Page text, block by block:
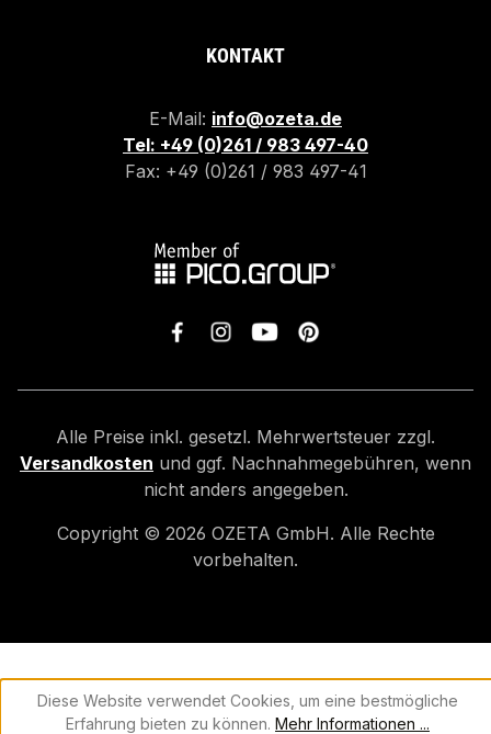
KONTAKT
E-Mail: info@ozeta.de
Tel: +49 (0)261 / 983 497-40
Fax: +49 (0)261 / 983 497-41
Alle Preise inkl. gesetzl. Mehrwertsteuer zzgl.
Versandkosten und ggf. Nachnahmegebühren, wenn
nicht anders angegeben.
Copyright © 2026 OZETA GmbH. Alle Rechte
vorbehalten.
Diese Website verwendet Cookies, um eine bestmögliche
Erfahrung bieten zu können. Mehr Informationen ...